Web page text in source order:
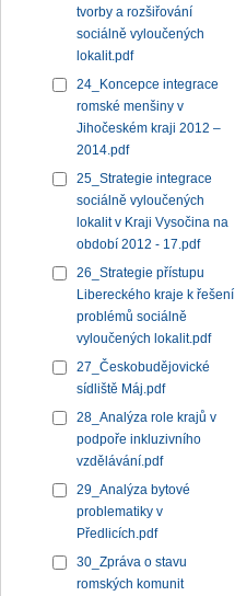
tvorby a rozšiřování
sociálně vyloučených
lokalit.pdf
24_Koncepce integrace
romské menšiny v
Jihočeském kraji 2012 –
2014.pdf
25_Strategie integrace
sociálně vyloučených
lokalit v Kraji Vysočina na
období 2012 - 17.pdf
26_Strategie přístupu
Libereckého kraje k řešení
problémů sociálně
vyloučených lokalit.pdf
27_Českobudějovické
sídliště Máj.pdf
28_Analýza role krajů v
podpoře inkluzivního
vzdělávání.pdf
29_Analýza bytové
problematiky v
Předlicích.pdf
30_Zpráva o stavu
romských komunit